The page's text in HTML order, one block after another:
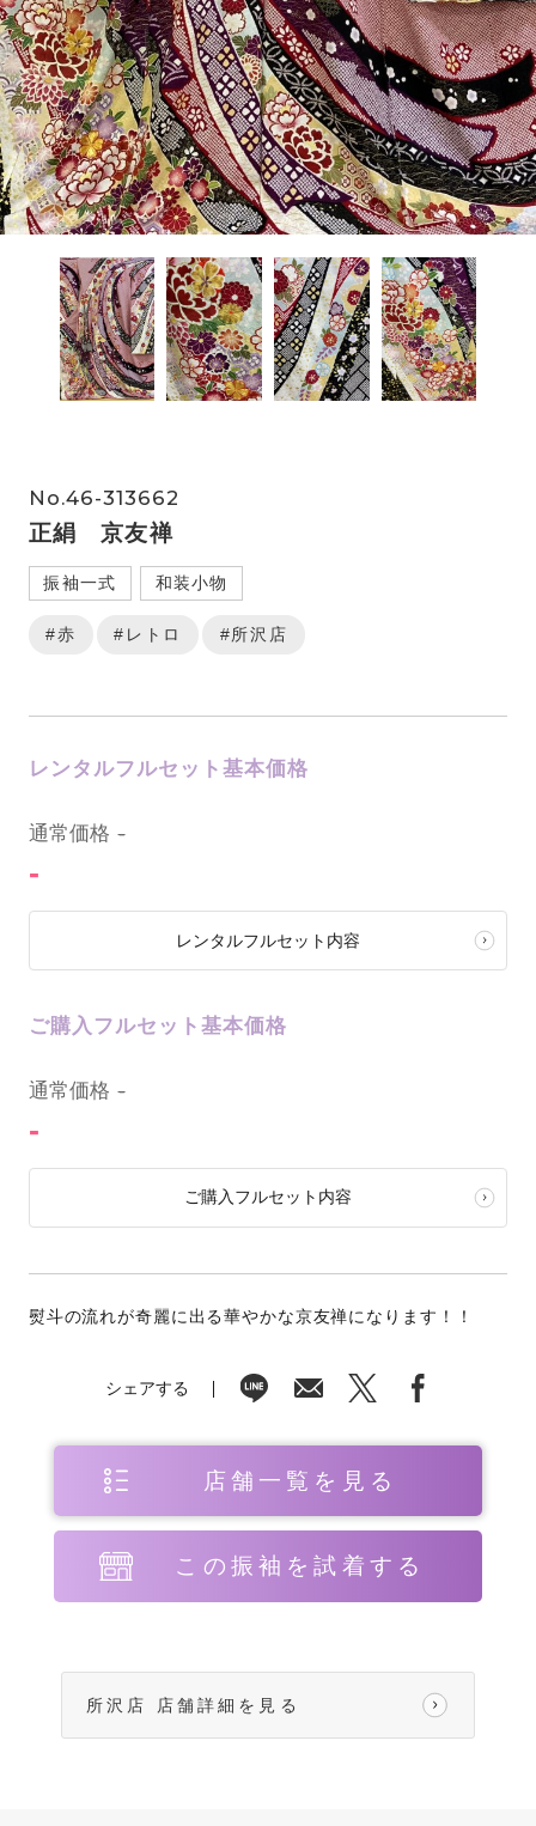
No.46-313662
正絹 京友禅
振袖一式 和装小物
#赤 #レトロ #所沢店
レンタルフルセット基本価格
通常価格 -
-
レンタルフルセット内容
ご購入フルセット基本価格
通常価格 -
-
ご購入フルセット内容
熨斗の流れが奇麗に出る華やかな京友禅になります！！
シェアする
店舗一覧を見る
この振袖を試着する
所沢店 店舗詳細を見る